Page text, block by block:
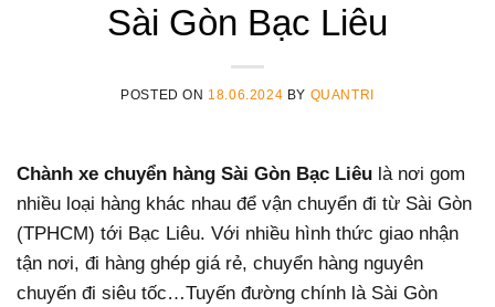
Sài Gòn Bạc Liêu
POSTED ON 18.06.2024 BY QUANTRI
Chành xe chuyển hàng Sài Gòn Bạc Liêu là nơi gom
nhiều loại hàng khác nhau để vận chuyển đi từ Sài Gòn
(TPHCM) tới Bạc Liêu. Với nhiều hình thức giao nhận
tận nơi, đi hàng ghép giá rẻ, chuyển hàng nguyên
chuyến đi siêu tốc…Tuyến đường chính là Sài Gòn